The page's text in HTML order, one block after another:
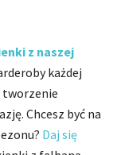
z naszej
każdej
tworzenie
Chcesz być na
Daj się